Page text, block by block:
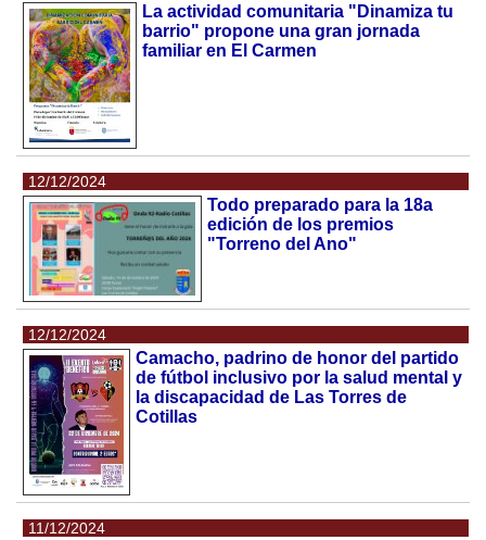
La actividad comunitaria "Dinamiza tu
barrio" propone una gran jornada
familiar en El Carmen
12/12/2024
Todo preparado para la 18a
edición de los premios
"Torreno del Ano"
12/12/2024
Camacho, padrino de honor del partido
de fútbol inclusivo por la salud mental y
la discapacidad de Las Torres de
Cotillas
11/12/2024